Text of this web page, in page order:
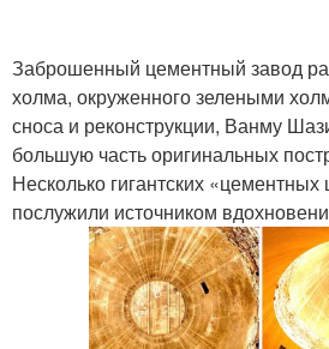
Заброшенный цементный завод
холма, окруженного зелеными
сноса и реконструкции, Ванму
большую часть оригинальных
Несколько гигантских
послужили источником